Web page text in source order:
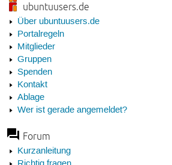
ubuntuusers.de
Über ubuntuusers.de
Portalregeln
Mitglieder
Gruppen
Spenden
Kontakt
Ablage
Wer ist gerade angemeldet?
Forum
Kurzanleitung